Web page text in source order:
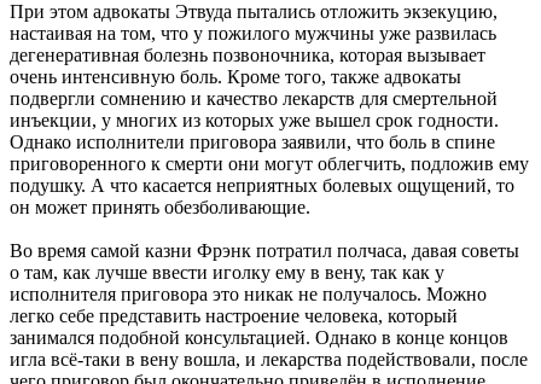
При этом адвокаты Этвуда пытались отложить экзекуцию,
настаивая на том, что у пожилого мужчины уже развилась
дегенеративная болезнь позвоночника, которая вызывает
очень интенсивную боль. Кроме того, также адвокаты
подвергли сомнению и качество лекарств для смертельной
инъекции, у многих из которых уже вышел срок годности.
Однако исполнители приговора заявили, что боль в спине
приговоренного к смерти они могут облегчить, подложив ему
подушку. А что касается неприятных болевых ощущений, то
он может принять обезболивающие.
Во время самой казни Фрэнк потратил полчаса, давая советы
о там, как лучше ввести иголку ему в вену, так как у
исполнителя приговора это никак не получалось. Можно
легко себе представить настроение человека, который
занимался подобной консультацией. Однако в конце концов
игла всё-таки в вену вошла, и лекарства подействовали, после